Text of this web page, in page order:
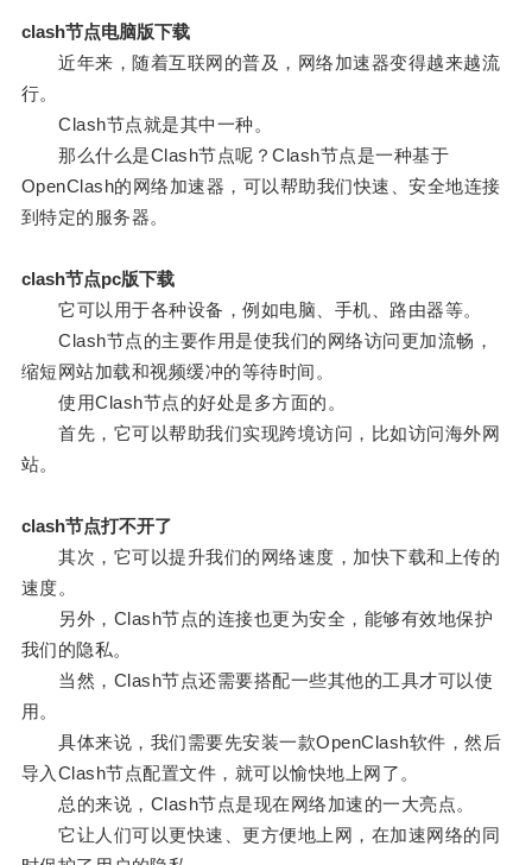
clash节点电脑版下载
近年来，随着互联网的普及，网络加速器变得越来越流
行。
Clash节点就是其中一种。
那么什么是Clash节点呢？Clash节点是一种基于
OpenClash的网络加速器，可以帮助我们快速、安全地连接
到特定的服务器。
clash节点pc版下载
它可以用于各种设备，例如电脑、手机、路由器等。
Clash节点的主要作用是使我们的网络访问更加流畅，
缩短网站加载和视频缓冲的等待时间。
使用Clash节点的好处是多方面的。
首先，它可以帮助我们实现跨境访问，比如访问海外网
站。
clash节点打不开了
其次，它可以提升我们的网络速度，加快下载和上传的
速度。
另外，Clash节点的连接也更为安全，能够有效地保护
我们的隐私。
当然，Clash节点还需要搭配一些其他的工具才可以使
用。
具体来说，我们需要先安装一款OpenClash软件，然后
导入Clash节点配置文件，就可以愉快地上网了。
总的来说，Clash节点是现在网络加速的一大亮点。
它让人们可以更快速、更方便地上网，在加速网络的同